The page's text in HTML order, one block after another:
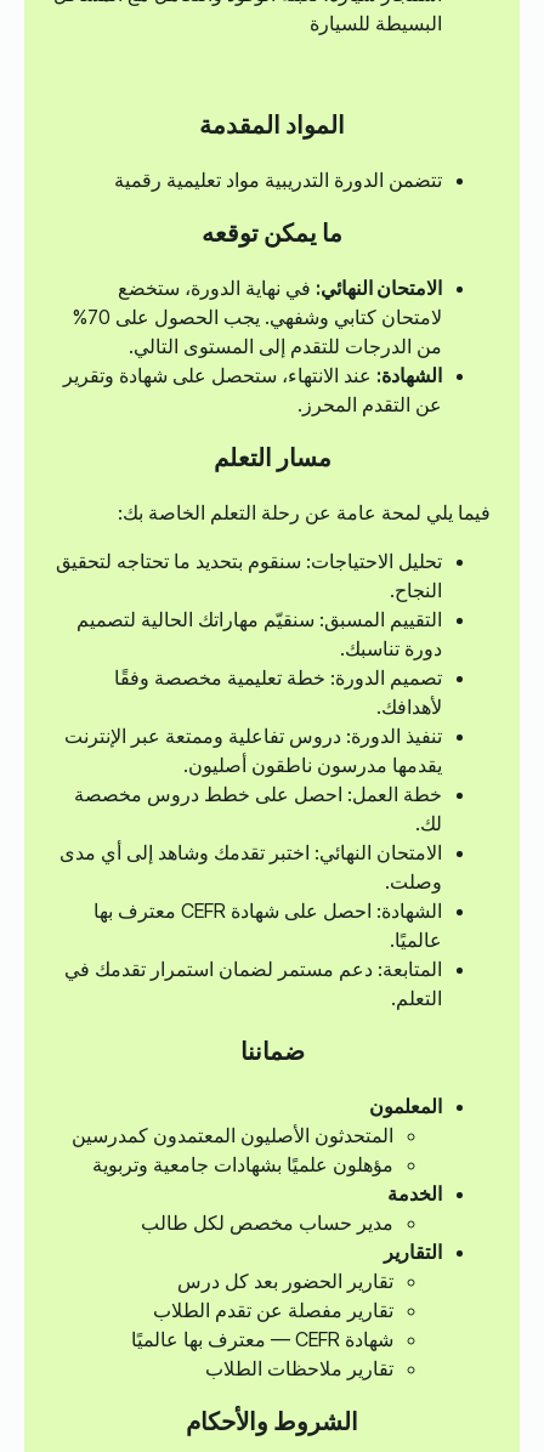
البسيطة للسيارة
المواد المقدمة
تتضمن الدورة التدريبية مواد تعليمية رقمية
ما يمكن توقعه
الامتحان النهائي: في نهاية الدورة، ستخضع
لامتحان كتابي وشفهي. يجب الحصول على 70%
من الدرجات للتقدم إلى المستوى التالي.
الشهادة: عند الانتهاء، ستحصل على شهادة وتقرير
عن التقدم المحرز.
مسار التعلم
فيما يلي لمحة عامة عن رحلة التعلم الخاصة بك:
تحليل الاحتياجات: سنقوم بتحديد ما تحتاجه لتحقيق
النجاح.
التقييم المسبق: سنقيّم مهاراتك الحالية لتصميم
دورة تناسبك.
تصميم الدورة: خطة تعليمية مخصصة وفقًا
لأهدافك.
تنفيذ الدورة: دروس تفاعلية وممتعة عبر الإنترنت
يقدمها مدرسون ناطقون أصليون.
خطة العمل: احصل على خطط دروس مخصصة
لك.
الامتحان النهائي: اختبر تقدمك وشاهد إلى أي مدى
وصلت.
الشهادة: احصل على شهادة CEFR معترف بها
عالميًا.
المتابعة: دعم مستمر لضمان استمرار تقدمك في
التعلم.
ضماننا
المعلمون
المتحدثون الأصليون المعتمدون كمدرسين
مؤهلون علميًا بشهادات جامعية وتربوية
الخدمة
مدير حساب مخصص لكل طالب
التقارير
تقارير الحضور بعد كل درس
تقارير مفصلة عن تقدم الطلاب
شهادة CEFR — معترف بها عالميًا
تقارير ملاحظات الطلاب
الشروط والأحكام